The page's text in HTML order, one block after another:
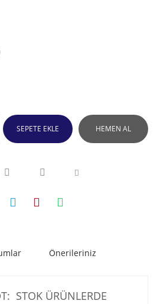
SEPETE EKLE HEMEN AL
Önerileriniz
STOK ÜRÜNLERDE